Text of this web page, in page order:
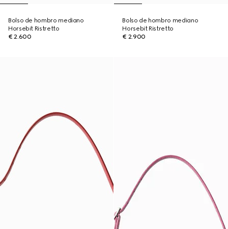
Bolso de hombro mediano
Horsebit Ristretto
€ 2.600
Bolso de hombro mediano
Horsebit Ristretto
€ 2.900